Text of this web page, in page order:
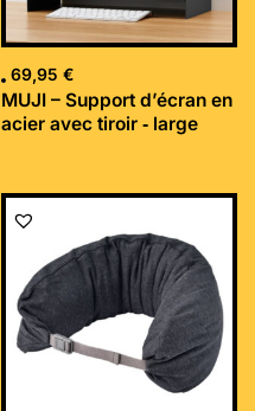
69,95 €
MUJI – Support d’écran en
acier avec tiroir ‐ large